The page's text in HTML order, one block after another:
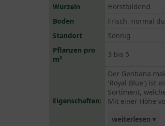
Wurzeln
Horstbildend
Boden
Frisch, normal
Standort
Sonnig
Pflanzen pro
m²
3 bis 5
Eigenschaften:
Der Gentiana
'Royal Blue') ist
Sortiment,
Mit einer Höhe
weiterlesen ▾